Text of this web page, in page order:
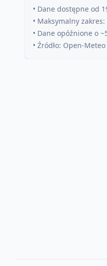
• Dane dostępne od
• Maksymalny
• Dane opóźnione o
• Źródło: Open-